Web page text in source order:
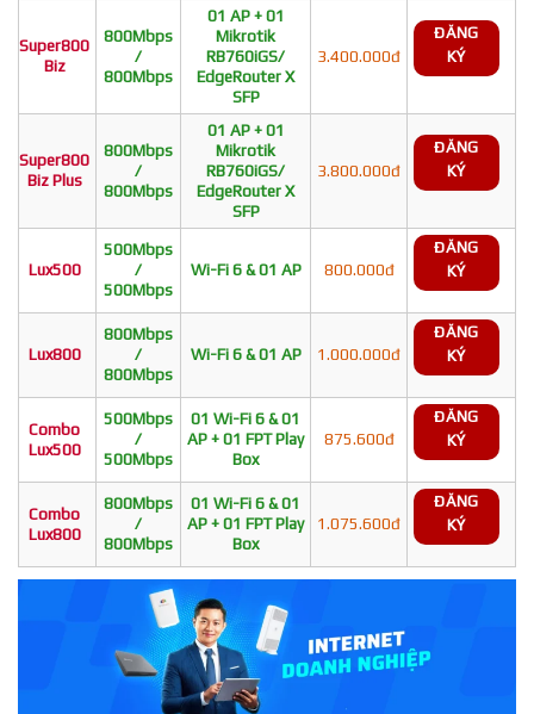
Super800
Biz
800Mbps
/
800Mbps
01 AP + 01
Mikrotik
RB760iGS/
EdgeRouter X
SFP
3.400.000đ
ĐĂNG
KÝ
Super800
Biz Plus
800Mbps
/
800Mbps
01 AP + 01
Mikrotik
RB760iGS/
EdgeRouter X
SFP
3.800.000đ
ĐĂNG
KÝ
Lux500
500Mbps
/
500Mbps
Wi-Fi 6 & 01 AP 800.000đ
ĐĂNG
KÝ
Lux800
800Mbps
/
800Mbps
Wi-Fi 6 & 01 AP 1.000.000đ
ĐĂNG
KÝ
Combo
Lux500
500Mbps
/
500Mbps
01 Wi-Fi 6 & 01
AP + 01 FPT Play
Box
875.600đ
ĐĂNG
KÝ
Combo
Lux800
800Mbps
/
800Mbps
01 Wi-Fi 6 & 01
AP + 01 FPT Play
Box
1.075.600đ
ĐĂNG
KÝ